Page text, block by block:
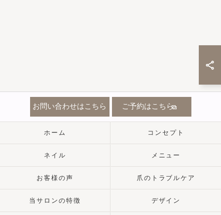
お問い合わせはこちら ご予約はこちら
ホーム コンセプト
ネイル メニュー
お客様の声 爪のトラブルケア
当サロンの特徴 デザイン